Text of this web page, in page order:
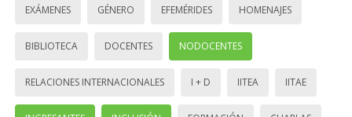
EXÁMENES GÉNERO EFEMÉRIDES HOMENAJES
BIBLIOTECA DOCENTES NODOCENTES
RELACIONES INTERNACIONALES I + D IITEA IITAE